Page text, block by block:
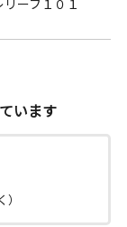
います